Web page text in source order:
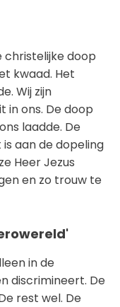
christelijke doop
kwaad. Het
Wij zijn
in ons. De doop
laadde. De
aan de dopeling
Heer Jezus
en zo trouw te
in de
discrimineert. De
rest wel. De